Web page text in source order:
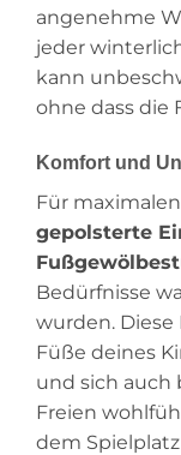
angenehme
jeder
kann
ohne dass die
Komfort und
Für
gepolsterte
Bedürfnisse
wurden. Diese
Füße deines
und sich auch
Freien
dem